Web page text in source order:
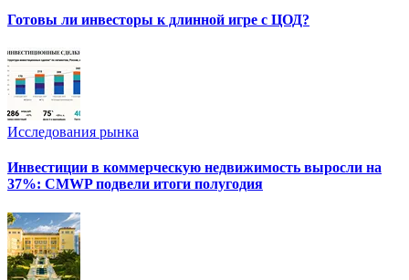
Готовы ли инвесторы к длинной игре с ЦОД?
Исследования рынка
Инвестиции в коммерческую недвижимость выросли на
37%: CMWP подвели итоги полугодия